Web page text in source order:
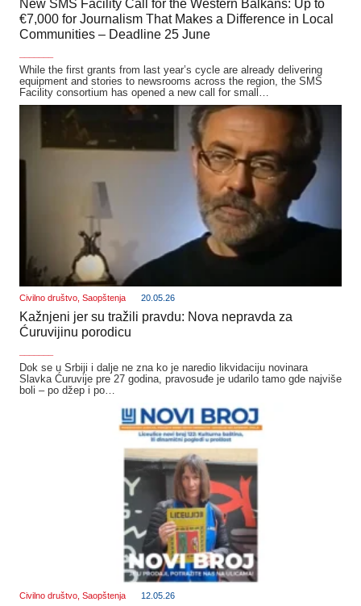
New SMS Facility Call for the Western Balkans: Up to
€7,000 for Journalism That Makes a Difference in Local
Communities – Deadline 25 June
While the first grants from last year’s cycle are already delivering
equipment and stories to newsrooms across the region, the SMS
Facility consortium has opened a new call for small…
Civilno društvo Saopštenja 20.05.26
Kažnjeni jer su tražili pravdu: Nova nepravda za
Ćuruvijinu porodicu
Dok se u Srbiji i dalje ne zna ko je naredio likvidaciju novinara
Slavka Ćuruvije pre 27 godina, pravosuđe je udarilo tamo gde najviše
boli – po džep i po…
Civilno društvo Saopštenja 12.05.26